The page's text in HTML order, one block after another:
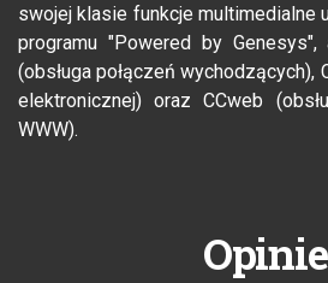
swojej klasie funkcje multimedialne
programu "Powered by Genesys",
(obsługa połączeń wychodzących),
elektronicznej) oraz CCweb
WWW).